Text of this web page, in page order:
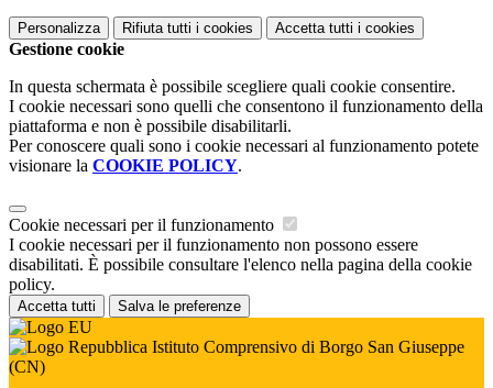
Personalizza Rifiuta tutti i cookies Accetta tutti i cookies
Gestione cookie
In questa schermata è possibile scegliere quali cookie consentire.
I cookie necessari sono quelli che consentono il funzionamento della
piattaforma e non è possibile disabilitarli.
Per conoscere quali sono i cookie necessari al funzionamento potete
visionare la COOKIE POLICY.
Cookie necessari per il funzionamento
I cookie necessari per il funzionamento non possono essere
disabilitati. È possibile consultare l'elenco nella pagina della cookie
policy.
Accetta tutti Salva le preferenze
Istituto Comprensivo di Borgo San Giuseppe
(CN)